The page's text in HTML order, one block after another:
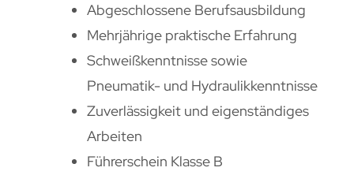
Abgeschlossene Berufsausbildung
Mehrjährige praktische Erfahrung
Schweißkenntnisse sowie
Pneumatik- und Hydraulikkenntnisse
Zuverlässigkeit und eigenständiges
Arbeiten
Führerschein Klasse B